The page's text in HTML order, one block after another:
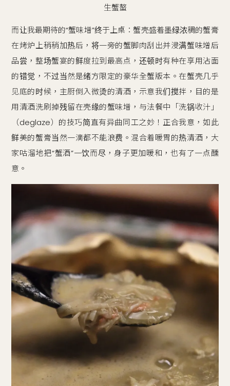
生蟹螯
而让我最期待的“蟹味增”终于上桌：蟹壳盛着墨绿浓稠的蟹膏
在烤炉上稍稍加热后，将一旁的蟹脚肉刮出并浸满蟹味增后
品尝，整场蟹宴的鲜度拉到最高点，还顿时有种在享用沾面
的错觉，不过当然是绪方限定的豪华全蟹版本。在蟹壳几乎
见底的时候，主厨倒入微烫的清酒，示意我们搅拌，目的是
用清酒洗刷掉残留在壳缘的蟹味增，与法餐中「洗锅收汁」
（deglaze）的技巧简直有异曲同工之妙！正合我意，如此
鲜美的蟹膏当然一滴都不能浪费。混合着暖胃的热清酒，大
家咕溜地把“蟹酒”一饮而尽，身子更加暖和，也有了一点醺
意。